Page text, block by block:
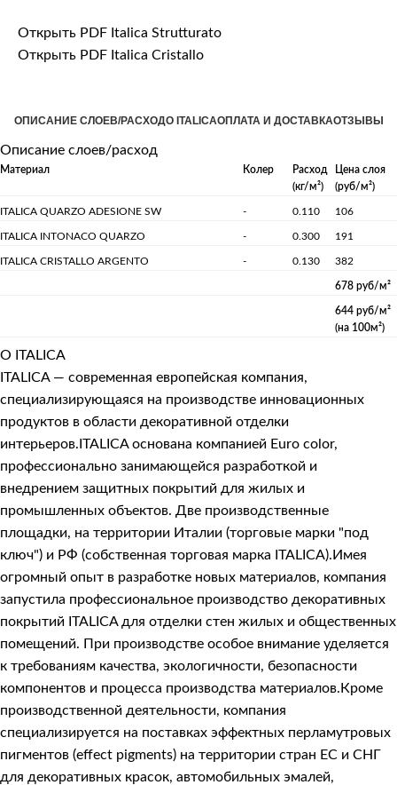
Открыть PDF Italica Strutturato
Открыть PDF Italica Cristallo
ОПИСАНИЕ СЛОЕВ/РАСХОДО ITALICAОПЛАТА И ДОСТАВКАОТЗЫВЫ
Описание слоев/расход
Материал Колер
Расход
(кг/м²)
Цена слоя
(руб/м²)
ITALICA QUARZO ADESIONE SW - 0.110 106
ITALICA INTONACO QUARZO - 0.300 191
ITALICA CRISTALLO ARGENTO - 0.130 382
678 руб/м²
644 руб/м²
(на 100м²)
О ITALICA
ITALICA — современная европейская компания,
специализирующаяся на производстве инновационных
продуктов в области декоративной отделки
интерьеров.ITALICA основана компанией Euro color,
профессионально занимающейся разработкой и
внедрением защитных покрытий для жилых и
промышленных объектов. Две производственные
площадки, на территории Италии (торговые марки "под
ключ") и РФ (собственная торговая марка ITALICA).Имея
огромный опыт в разработке новых материалов, компания
запустила профессиональное производство декоративных
покрытий ITALICA для отделки стен жилых и общественных
помещений. При производстве особое внимание уделяется
к требованиям качества, экологичности, безопасности
компонентов и процесса производства материалов.Кроме
производственной деятельности, компания
специализируется на поставках эффектных перламутровых
пигментов (effect pigments) на территории стран ЕС и СНГ
для декоративных красок, автомобильных эмалей,